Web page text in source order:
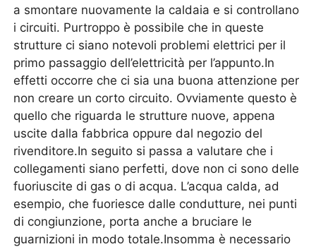
a smontare nuovamente la caldaia e si controllano
i circuiti. Purtroppo è possibile che in queste
strutture ci siano notevoli problemi elettrici per il
primo passaggio dell’elettricità per l’appunto.In
effetti occorre che ci sia una buona attenzione per
non creare un corto circuito. Ovviamente questo è
quello che riguarda le strutture nuove, appena
uscite dalla fabbrica oppure dal negozio del
rivenditore.In seguito si passa a valutare che i
collegamenti siano perfetti, dove non ci sono delle
fuoriuscite di gas o di acqua. L’acqua calda, ad
esempio, che fuoriesce dalle condutture, nei punti
di congiunzione, porta anche a bruciare le
guarnizioni in modo totale.Insomma è necessario